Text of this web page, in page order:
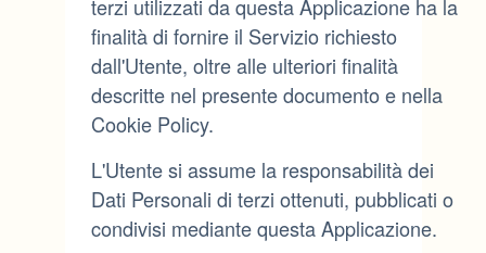
terzi utilizzati da questa Applicazione ha la
finalità di fornire il Servizio richiesto
dall'Utente, oltre alle ulteriori finalità
descritte nel presente documento e nella
Cookie Policy.
L'Utente si assume la responsabilità dei
Dati Personali di terzi ottenuti, pubblicati o
condivisi mediante questa Applicazione.